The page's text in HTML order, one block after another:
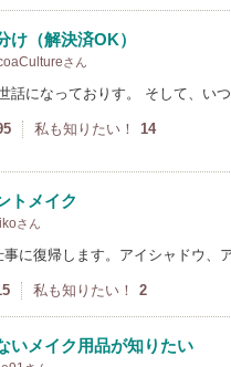
け（解決済OK）
さん
話になっておりす。 そして、い
私も知りたい！ 14
トメイク
さん
事に復帰します。アイシャドウ
私も知りたい！ 2
いメイク用品が知りたい